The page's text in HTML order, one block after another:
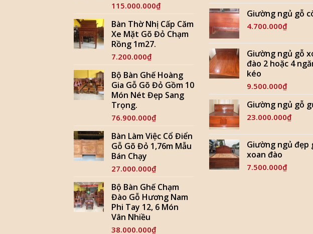
115.000.000₫
Bàn Thờ Nhị Cấp Căm
Xe Mặt Gõ Đỏ Chạm
Rồng 1m27.
7.200.000₫
Bộ Bàn Ghế Hoàng
Gia Gỗ Gõ Đỏ Gồm 10
Món Nét Đẹp Sang
Trọng.
76.900.000₫
Bàn Làm Việc Cổ Điển
Gỗ Gõ Đỏ 1,76m Mẫu
Bán Chạy
27.000.000₫
Bộ Bàn Ghế Chạm
Đào Gỗ Hương Nam
Phi Tay 12, 6 Món
Vân Nhiều
38.000.000₫
Giường ngủ gỗ
4.700.000₫
Giường ngủ gỗ
đào 2 hoặc 4
kéo
9.500.000₫
Giường ngủ gỗ
23.000.000₫
Giường ngủ đẹp
xoan đào
7.500.000₫